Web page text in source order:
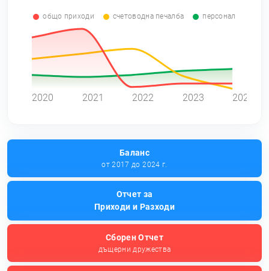
общо приходи счетоводна печалба персонал
2020 2021 2022 2023 2024
Баланс
от 2017 до 2024 г.
Отчет за
Приходи и Разходи
Сборен Отчет
дъщерни дружества